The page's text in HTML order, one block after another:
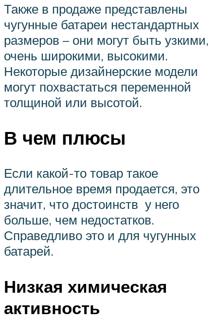
Также в продаже представлены
чугунные батареи нестандартных
размеров – они могут быть узкими,
очень широкими, высокими.
Некоторые дизайнерские модели
могут похвастаться переменной
толщиной или высотой.
В чем плюсы
Если какой-то товар такое
длительное время продается, это
значит, что достоинств у него
больше, чем недостатков.
Справедливо это и для чугунных
батарей.
Низкая химическая
активность